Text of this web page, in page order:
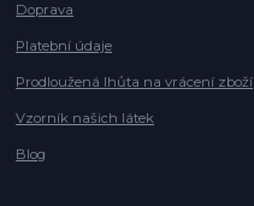
Doprava
Platební údaje
Prodloužená lhůta na vrácení zboží
Vzorník našich látek
Blog